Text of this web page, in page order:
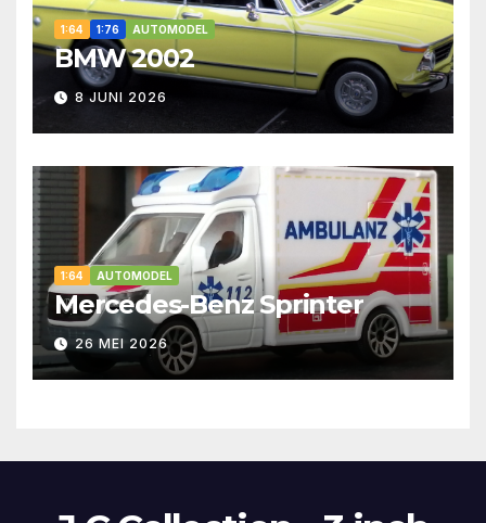
1:64 1:76 AUTOMODEL
BMW 2002
8 JUNI 2026
1:64 AUTOMODEL
Mercedes-Benz Sprinter
26 MEI 2026